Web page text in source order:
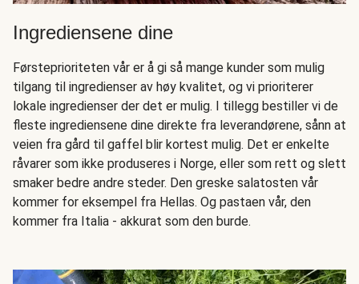
Ingrediensene dine
Førsteprioriteten vår er å gi så mange kunder som mulig
tilgang til ingredienser av høy kvalitet, og vi prioriterer
lokale ingredienser der det er mulig. I tillegg bestiller vi de
fleste ingrediensene dine direkte fra leverandørene, sånn at
veien fra gård til gaffel blir kortest mulig. Det er enkelte
råvarer som ikke produseres i Norge, eller som rett og slett
smaker bedre andre steder. Den greske salatosten vår
kommer for eksempel fra Hellas. Og pastaen vår, den
kommer fra Italia - akkurat som den burde.